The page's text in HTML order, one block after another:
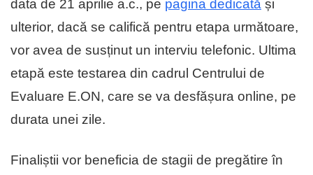
data de 21 aprilie a.c., pe pagina dedicată și
ulterior, dacă se califică pentru etapa următoare,
vor avea de susținut un interviu telefonic. Ultima
etapă este testarea din cadrul Centrului de
Evaluare E.ON, care se va desfășura online, pe
durata unei zile.
Finaliștii vor beneficia de stagii de pregătire în